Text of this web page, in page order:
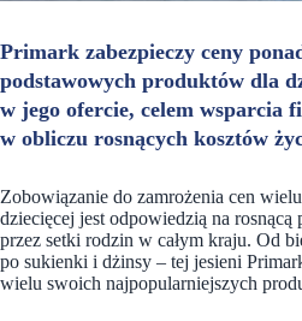
Primark zabezpieczy ceny
podstawowych produktów dla
w jego ofercie, celem wsparcia
w obliczu rosnących kosztów
Zobowiązanie do zamrożenia cen
dziecięcej jest odpowiedzią na rosnącą
przez setki rodzin w całym kraju. Od
po sukienki i dżinsy – tej jesieni
wielu swoich najpopularniejszych